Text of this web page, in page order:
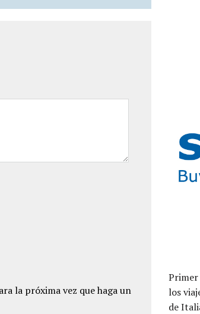
la próxima vez que haga un
los
de